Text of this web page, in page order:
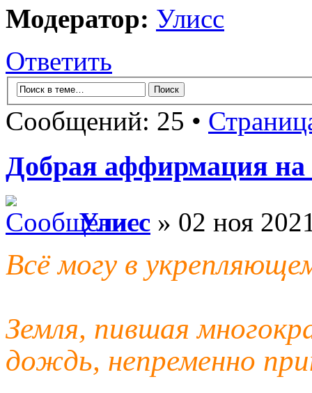
Модератор: Улисс
Ответить
Сообщений: 25 •
Добрая аффирмация
Улисс » 02 ноя
Всё могу в
Земля, пившая
дождь, непременно